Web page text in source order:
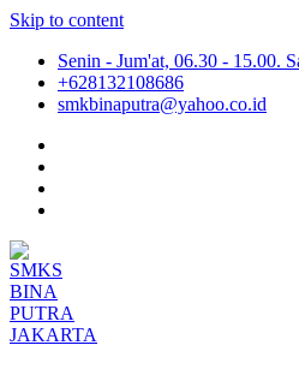
Skip to content
Senin - Jum'at, 06.30 - 15.00.
+628132108686
smkbinaputra@yahoo.co.id